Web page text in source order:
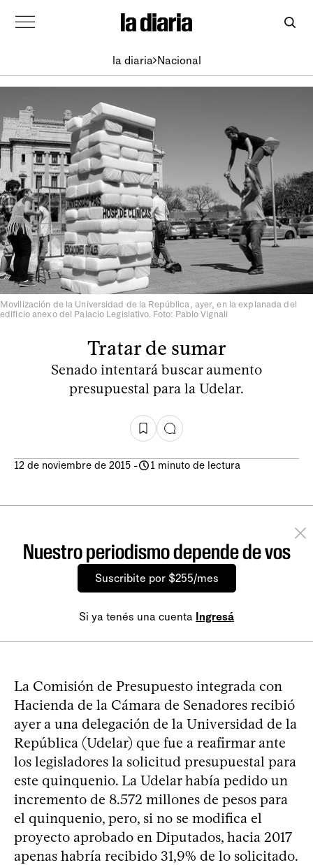
la diaria Nacional
Movilización de la Universidad de la República, ayer, en la explanada del
edificio anexo del Palacio Legislativo. Foto: Pablo Vignali
Tratar de sumar
Senado intentará buscar aumento
presupuestal para la Udelar.
12 de noviembre de 2015 - 1 minuto de lectura
Nuestro periodismo depende de vos
Suscribite por $255/mes
Si ya tenés una cuenta Ingresá
La Comisión de Presupuesto integrada con
Hacienda de la Cámara de Senadores recibió
ayer a una delegación de la Universidad de la
República (Udelar) que fue a reafirmar ante
los legisladores la solicitud presupuestal para
este quinquenio. La Udelar había pedido un
incremento de 8.572 millones de pesos para
el quinquenio, pero, si no se modifica el
proyecto aprobado en Diputados, hacia 2017
apenas habría recibido 31,9% de lo solicitado.